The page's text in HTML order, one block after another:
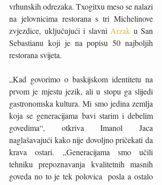
vrhunskih odrezaka. Txogitxu meso se nalazi
na jelovnicima restorana s tri Michelinove
zvjezdice, uključujući i slavni Arzak u San
Sebastianu koji je na popisu 50 najboljih
restorana svijeta.
„Kad govorimo o baskijskom identitetu na
prvom je mjestu jezik, ali u stopu ga slijedi
gastronomska kultura. Mi smo jedina zemlja
koja se generacijama bavi starim i debelim
govedima“, otkriva Imanol Jaca
naglašavajući kako nije dovoljno pričekati da
krava ostari. „Generacijama smo učili
tehniku prepoznavanja kvalitetnih masnih
goveda no to je tek polovica  posla a ostalo